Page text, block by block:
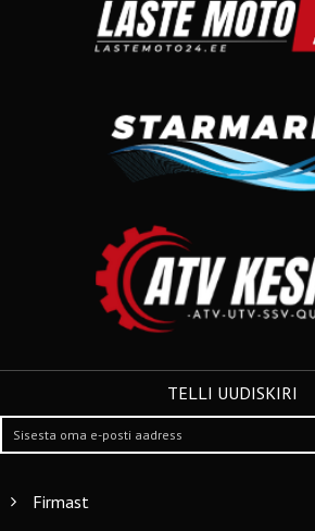
TELLI UUDISKIRI
Firmast